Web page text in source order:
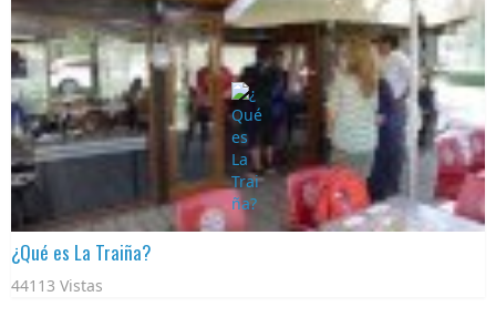
¿Qué es La Traiña?
44113 Vistas